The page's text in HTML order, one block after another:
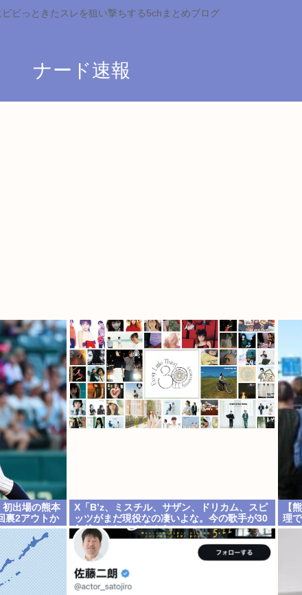
ビっときたスレを狙い撃ちする5chまとめブログ
ナード速報
初出場の熊本
裏2アウトか
X「B’z、ミスチル、サザン、ドリカム、スピ
ッツがまだ現役なの凄いよな。今の歌手が30
年後にやれてるだろうか？」
【
理